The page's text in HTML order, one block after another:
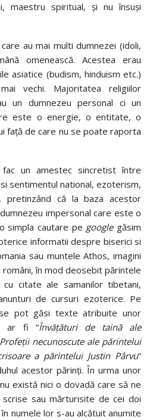
maestru spiritual, şi nu însuşi
au mai multi dumnezei (idoli,
omenească. Acestea erau
asiatice (budism, hinduism etc.)
vechi. Majoritatea religiilor
un dumnezeu personal ci un
este o energie, o entitate, o
față de care nu se poate raporta
fac un amestec sincretist între
sentimentul national, ezoterism,
pretinzând că la baza acestor
impersonal care este o
simpla cautare pe googlegăsim
informatii despre biserici si
sau muntele Athos, imagini
români, în mod deosebit părintele
cu citate ale samanilor tibetani,
de cursuri ezoterice. Pe
pot găsi texte atribuite unor
ar fi “Învățături de taină ale
Profeții necunoscute ale părintelui
a părintelui Justin Pârvu”
acestor părinți. În urma unor
există nici o dovadă care să ne
sau mărturisite de cei doi
numele lor s-au alcătuit anumite